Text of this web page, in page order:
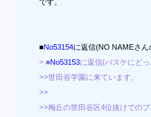
■No53154に返信(NO NAMEさん
> ■No53153に返信(バスケにど
>>世田谷学園に来ています。
>>
>>梅丘の世田谷区4位抜けでの